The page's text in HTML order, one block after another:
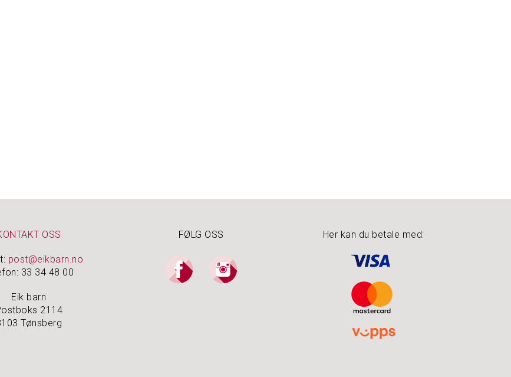
OSS
post@eikbarn.no
33 34 48 00
Eik barn
2114
Tønsberg
FØLG OSS Her kan du betale med: